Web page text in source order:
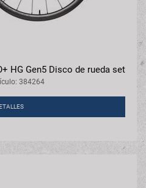
HG Gen5 Disco de rueda set
384264